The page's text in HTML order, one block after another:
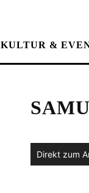
KULTUR &
Direkt zum